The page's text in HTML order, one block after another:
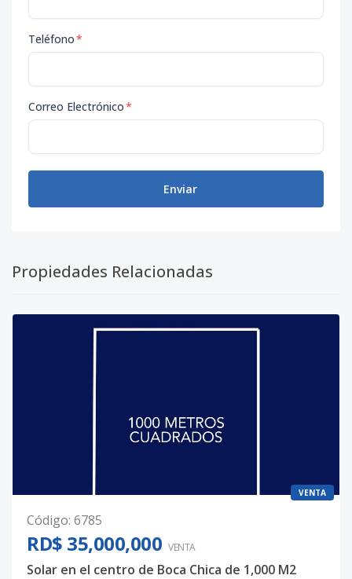
Teléfono*
Correo Electrónico*
Enviar
Propiedades Relacionadas
VENTA
Código: 6785
RD$ 35,000,000 VENTA
Solar en el centro de Boca Chica de 1,000 M2